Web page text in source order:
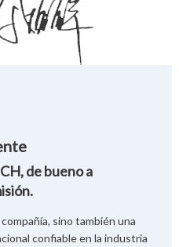
de bueno a
sino también una
confiable en la industria